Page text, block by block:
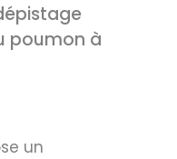
poumon à
un